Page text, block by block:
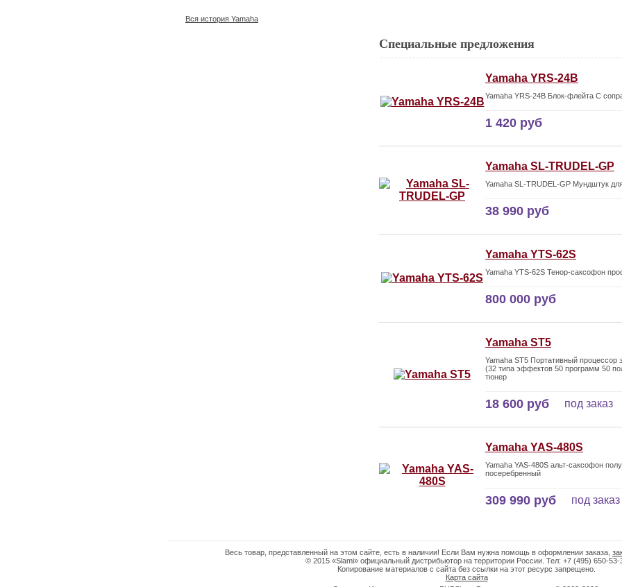
Вся история Yamaha
Специальные предложения
Yamaha YRS-24B
Yamaha YRS-24B Блок-флейта C
1 420 руб
Yamaha SL-TRUDEL-GP
Yamaha SL-TRUDEL-GP Мундштук
38 990 руб
Yamaha YTS-62S
Yamaha YTS-62S Тенор-саксофон
800 000 руб
Yamaha ST5
Yamaha ST5 Портативный
(32 типа эффектов 50 программ 50
тюнер
18 600 руб под заказ
Yamaha YAS-480S
Yamaha YAS-480S альт-саксофон
посеребренный
309 990 руб под заказ
Весь товар, представленный на этом сайте, есть в наличии! Если Вам нужна помощь в оформлении заказа,
© 2015 «Slami» официальный дистрибьютор на территории России. Тел: +7 (495) 650-53-
Копирование материалов с сайта без ссылки на этот ресурс запрещено.
Карта сайта